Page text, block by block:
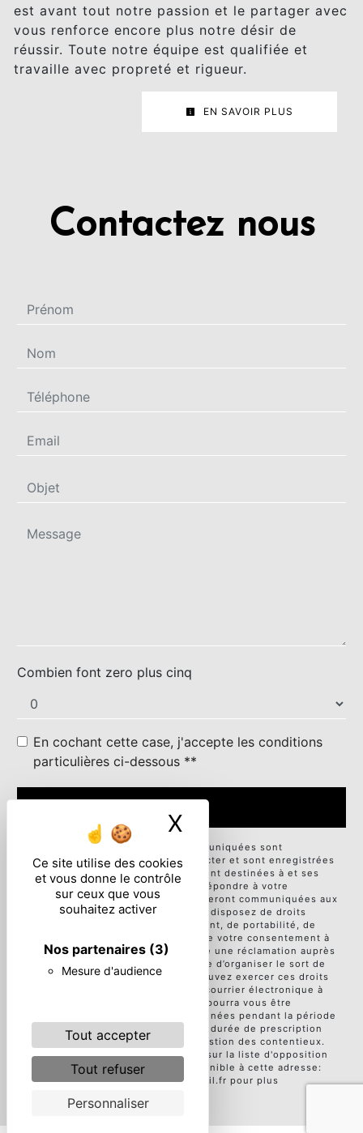
Ce site utilise des cookies
et vous donne le contrôle
sur ceux que vous
souhaitez activer
Nos partenaires (3)
Mesure d'audience
Tout accepter
Tout refuser
Personnaliser
X Masquer le
est avant tout notre passion et le partager avec
vous renforce encore plus notre désir de
réussir. Toute notre équipe est qualifiée et
travaille avec propreté et rigueur.
EN SAVOIR PLUS
Contactez nous
Combien font zero plus cinq
En cochant cette case, j'accepte les conditions
particulières ci-dessous **
** Les données personnelles communiquées sont
nécessaires aux fins de vous contacter et sont enregistrées
dans un fichier informatisé. Elles sont destinées à et ses
sous-traitants dans le seul but de répondre à votre
message. Les données collectées seront communiquées aux
seuls destinataires suivants: . Vous disposez de droits
d’accès, de rectification, d’effacement, de portabilité, de
limitation, d’opposition, de retrait de votre consentement à
tout moment et du droit d’introduire une réclamation auprès
d’une autorité de contrôle, ainsi que d’organiser le sort de
vos données post-mortem. Vous pouvez exercer ces droits
par voie postale à l'adresse ou par courrier électronique à
l'adresse . Un justificatif d'identité pourra vous être
demandé. Nous conservons vos données pendant la période
de prise de contact puis pendant la durée de prescription
légale aux fins probatoires et de gestion des contentieux.
Vous avez le droit de vous inscrire sur la liste d'opposition
au démarchage téléphonique, disponible à cette adresse:
Bloctel.gouv.fr. Consultez le site cnil.fr pour plus